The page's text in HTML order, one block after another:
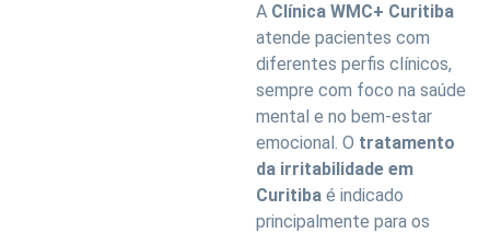
A Clínica WMC+ Curitiba
atende pacientes com
diferentes perfis clínicos,
sempre com foco na saúde
mental e no bem-estar
emocional. O tratamento
da irritabilidade em
Curitiba é indicado
principalmente para os